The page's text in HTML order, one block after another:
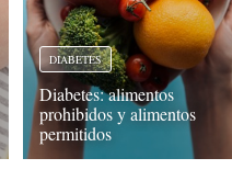
DIABETES
Diabetes: alimentos
prohibidos y alimentos
permitidos